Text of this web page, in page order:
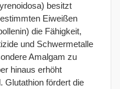
besitzt
Eiweißen
die Fähigkeit,
und Schwermetalle
Amalgam zu
hinaus erhöht
Glutathion fördert die